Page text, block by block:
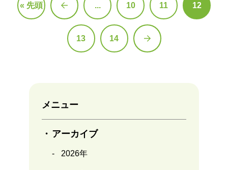
メニュー
アーカイブ
2026年
« 先頭 ... 10 11 12
13 14